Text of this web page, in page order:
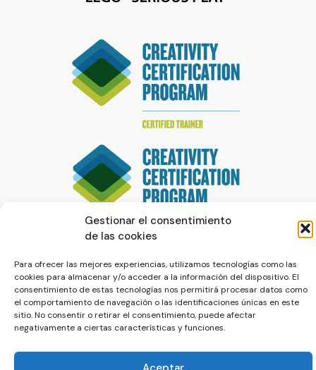
Gestionar el consentimiento
de las cookies
Para ofrecer las mejores experiencias, utilizamos tecnologías como las
cookies para almacenar y/o acceder a la información del dispositivo. El
consentimiento de estas tecnologías nos permitirá procesar datos como
el comportamiento de navegación o las identificaciones únicas en este
sitio. No consentir o retirar el consentimiento, puede afectar
negativamente a ciertas características y funciones.
© La Servilleta - El Blog de Paco Prieto
Política de privacidad